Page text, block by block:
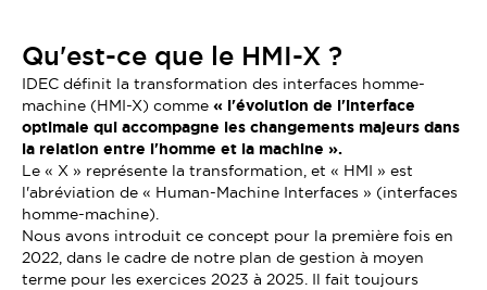
Qu'est-ce que le HMI-X ?
IDEC définit la transformation des interfaces homme-
machine (HMI-X) comme « l'évolution de l'interface
optimale qui accompagne les changements majeurs dans
la relation entre l'homme et la machine ».
Le « X » représente la transformation, et « HMI » est
l'abréviation de « Human-Machine Interfaces » (interfaces
homme-machine).
Nous avons introduit ce concept pour la première fois en
2022, dans le cadre de notre plan de gestion à moyen
terme pour les exercices 2023 à 2025. Il fait toujours